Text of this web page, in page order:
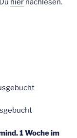
hier nachlesen.
1 Woche im